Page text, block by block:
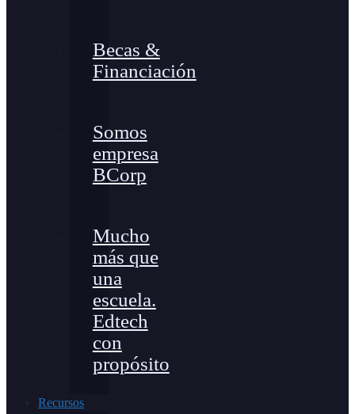
Becas &
Financiación
Somos
empresa
BCorp
Mucho
más que
una
escuela.
Edtech
con
propósito
Recursos